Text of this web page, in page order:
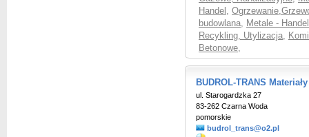
Handel ,
budowlana, Metale -
Recykling, Utylizacja,
Betonowe,
BUDROL-TRANS
ul. Starogardzka 27
83-262 Czarna Woda
pomorskie
budrol_trans@o2.pl